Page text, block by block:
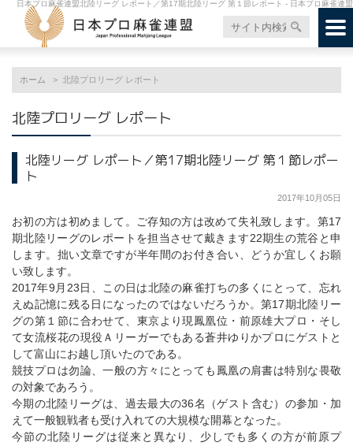
日本プロ麻雀連盟北陸リーグ レポート／第17期北陸リーグ 第１節レポート - 日本プロ麻雀連盟
ホーム 北陸プロリーグ レポート
北陸プロリーグ レポート
北陸リーグ レポート／第17期北陸リーグ 第１節レポー
ト
2017年10月05日
お初の方は初めまして。ご存知の方は改めて失礼致します。第17
期北陸リーグのレポートを担当させて戴きます22期生の荒谷と申
します。拙い文章ですが半年間のお付き合い、どうか宜しくお願
い致します。
2017年9月23日、この日は北陸の麻雀打ちの多くにとって、忘れ
えぬ記憶に残る日になったのではないだろうか。第17期北陸リー
グの第１節に合わせて、東京より現鳳凰位・前原雄大プロ・そし
て女流桜花の現役Ａリーガーでもある蒼井ゆりかプロにゲストと
して富山にお越し頂いたのである。
競技プロは勿論、一般の方々にとっても鳳凰の肩書は特別な畏敬
の対象であろう。
今期の北陸リーグは、過去最大の36名（ゲスト含む）の参加・加
えて一般観戦者も受け入れての大規模な開幕となった。
今節の北陸リーグは従来と異なり、少しでも多くの方が前原プ